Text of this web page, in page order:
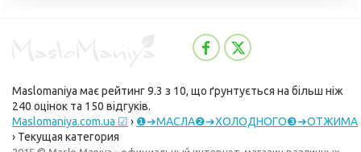
Maslomaniya має рейтинг9.3 з 10, що ґрунтується на більш ніж
240 оцінок та 150 відгуків.
Maslomaniya.com.ua ☑ › ❶➔МАСЛА❷➔ХОЛОДНОГО❸➔ОТЖИМА
› Текущая категория